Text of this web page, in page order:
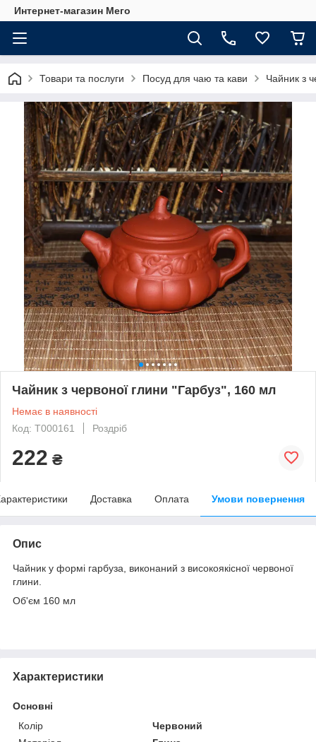
Интернет-магазин Мего
Товари та послуги Посуд для чаю та кави Чайник з
Чайник з червоної глини "Гарбуз", 160 мл
Немає в наявності
Код: T000161
Роздріб
222 ₴
Доставка Оплата Умови повернення
Опис
Чайник у формі гарбуза, виконаний з високоякісної червоної
глини.
Об'єм 160 мл
Характеристики
Основні
Колір
Червоний